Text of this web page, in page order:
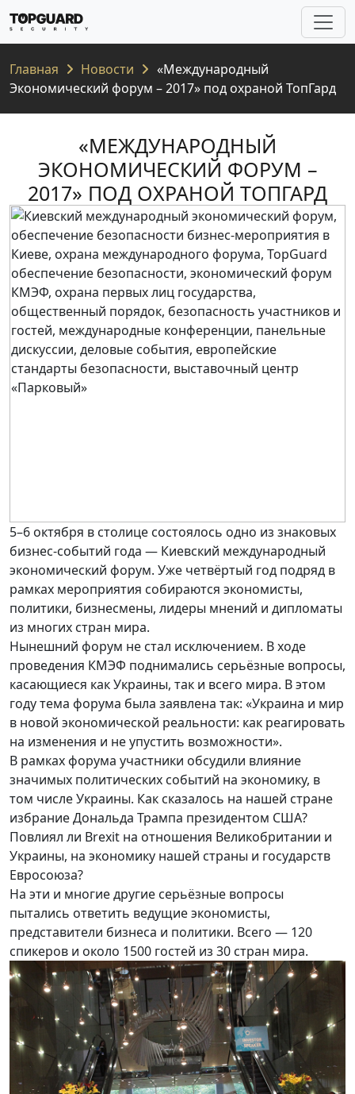
Главная Новости
«Международный
Экономический форум – 2017» под охраной ТопГард
«МЕЖДУНАРОДНЫЙ
ЭКОНОМИЧЕСКИЙ ФОРУМ –
2017» ПОД ОХРАНОЙ ТОПГАРД
5–6 октября в столице состоялось одно из знаковых
бизнес-событий года — Киевский международный
экономический форум. Уже четвёртый год подряд в
рамках мероприятия собираются экономисты,
политики, бизнесмены, лидеры мнений и дипломаты
из многих стран мира.
Нынешний форум не стал исключением. В ходе
проведения КМЭФ поднимались серьёзные вопросы,
касающиеся как Украины, так и всего мира. В этом
году тема форума была заявлена так: «Украина и мир
в новой экономической реальности: как реагировать
на изменения и не упустить возможности».
В рамках форума участники обсудили влияние
значимых политических событий на экономику, в
том числе Украины. Как сказалось на нашей стране
избрание Дональда Трампа президентом США?
Повлиял ли Brexit на отношения Великобритании и
Украины, на экономику нашей страны и государств
Евросоюза?
На эти и многие другие серьёзные вопросы
пытались ответить ведущие экономисты,
представители бизнеса и политики. Всего — 120
спикеров и около 1500 гостей из 30 стран мира.